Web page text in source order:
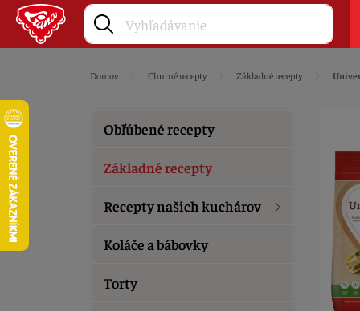
Domov Chutné recepty Základné recepty
Obľúbené recepty
Základné recepty
Recepty našich kuchárov
Koláče a bábovky
Torty